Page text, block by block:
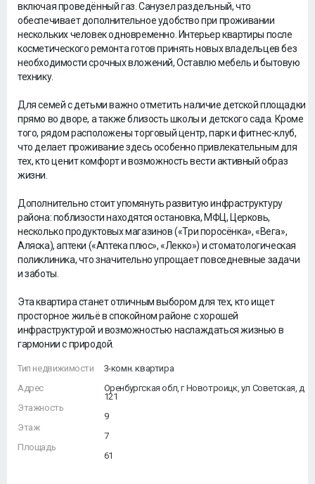
включая проведённый газ. Санузел раздельный, что
обеспечивает дополнительное удобство при проживании
нескольких человек одновременно. Интерьер квартиры после
косметического ремонта готов принять новых владельцев без
необходимости срочных вложений, Оставлю мебель и бытовую
технику.
Для семей с детьми важно отметить наличие детской площадки
прямо во дворе, а также близость школы и детского сада. Кроме
того, рядом расположены торговый центр, парк и фитнес-клуб,
что делает проживание здесь особенно привлекательным для
тех, кто ценит комфорт и возможность вести активный образ
жизни.
Дополнительно стоит упомянуть развитую инфраструктуру
района: поблизости находятся остановка, МФЦ, Церковь,
несколько продуктовых магазинов («Три поросёнка», «Вега»,
Аляска), аптеки («Аптека плюс», «Лекко») и стоматологическая
поликлиника, что значительно упрощает повседневные задачи
и заботы.
Эта квартира станет отличным выбором для тех, кто ищет
просторное жильё в спокойном районе с хорошей
инфраструктурой и возможностью наслаждаться жизнью в
гармонии с природой.
Тип недвижимости
Адрес
Этажность
Этаж
Площадь
3-комн. квартира
Оренбургская обл, г Новотроицк, ул Советская, д
121
9
7
61